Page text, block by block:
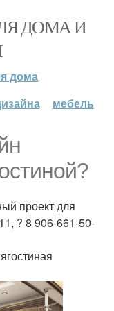
ДОМА И
дома
мебель
проект для
? 8 906-661-50-